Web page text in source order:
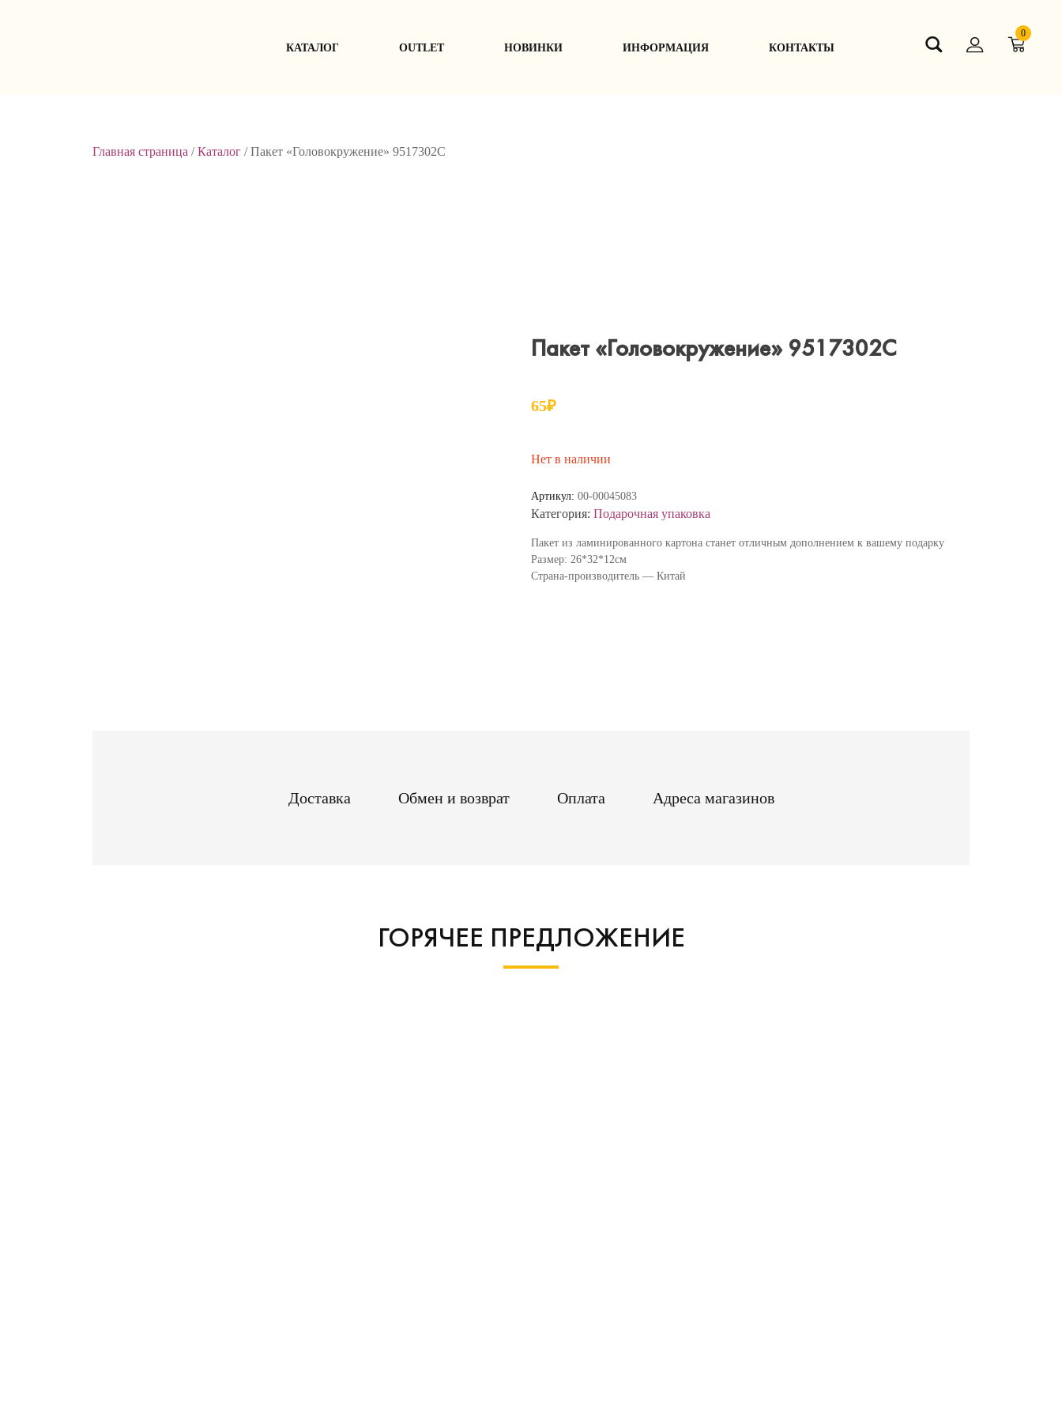
КАТАЛОГ ОUTLET НОВИНКИ ИНФОРМАЦИЯ КОНТАКТЫ
0
Главная страница /Каталог /Пакет «Головокружение» 9517302С
Пакет «Головокружение» 9517302С
65₽
Нет в наличии
Артикул: 00-00045083
Категория: Подарочная упаковка
Пакет из ламинированного картона станет отличным дополнением к вашему подарку
Размер: 26*32*12см
Страна-производитель — Китай
Доставка Обмен и возврат Оплата Адреса магазинов
ГОРЯЧЕЕ ПРЕДЛОЖЕНИЕ